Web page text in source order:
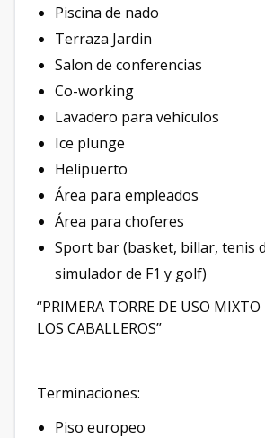
Piscina de nado
Terraza Jardin
Salon de conferencias
Co-working
Lavadero para vehículos
Ice plunge
Helipuerto
Área para empleados
Área para choferes
Sport bar (basket, billar, tenis
simulador de F1 y golf)
“PRIMERA TORRE DE USO
LOS CABALLEROS”
Terminaciones:
Piso europeo